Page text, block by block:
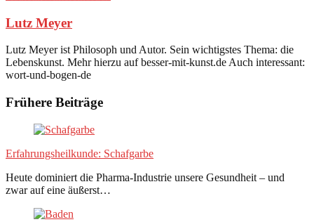
Lutz Meyer
Lutz Meyer ist Philosoph und Autor. Sein wichtigstes Thema: die
Lebenskunst. Mehr hierzu auf besser-mit-kunst.de Auch interessant:
wort-und-bogen-de
Frühere Beiträge
Erfahrungsheilkunde: Schafgarbe
Heute dominiert die Pharma-Industrie unsere Gesundheit – und
zwar auf eine äußerst…